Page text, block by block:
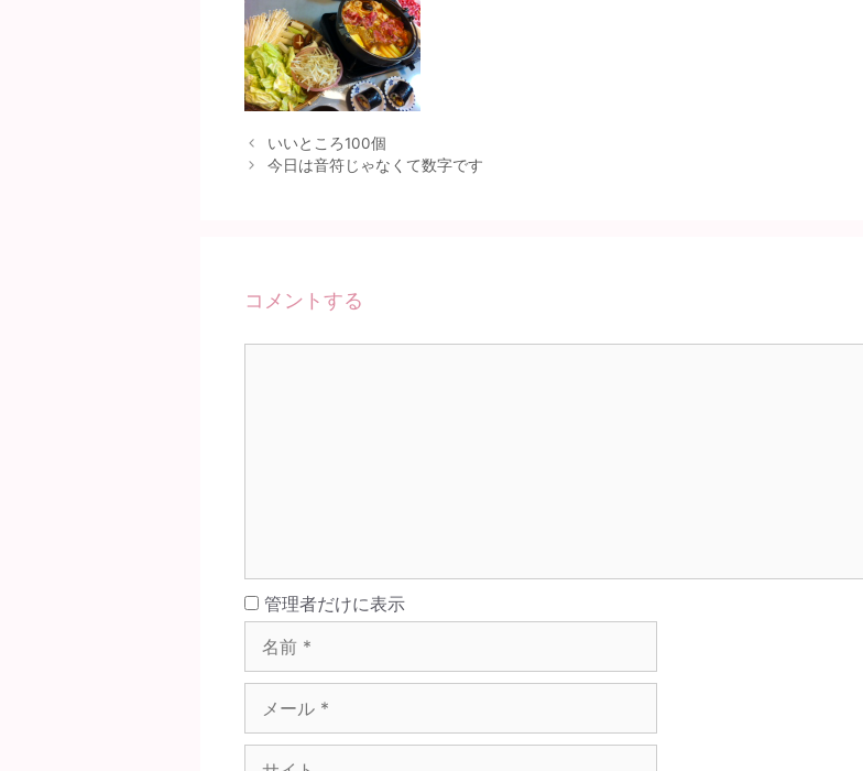
いいところ100個
今日は音符じゃなくて数字です
コメントする
管理者だけに表示名
前
ル